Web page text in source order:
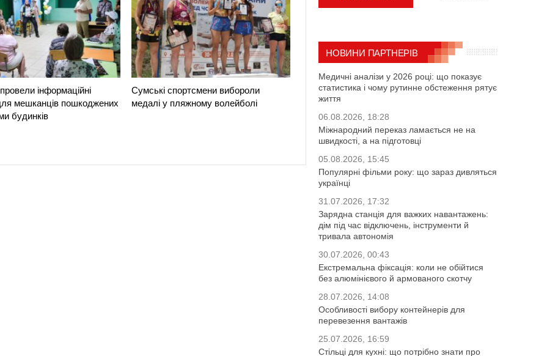
інформаційні
мешканців пошкоджених
будинків
Сумські спортсмени вибороли
медалі у пляжному волейболі
НОВИНИ ПАРТНЕРІВ
Медичні аналізи у 2026 році: що показує
статистика і чому рутинне обстеження рятує
життя
06.08.2026, 18:28
Міжнародний переказ ламається не на
швидкості, а на підготовці
05.08.2026, 15:45
Популярні фільми року: що зараз дивляться
українці
31.07.2026, 17:32
Зарядна станція для важких навантажень:
дім під час відключень, інструменти й
тривала автономія
30.07.2026, 00:43
Екстремальна фіксація: коли не обійтися
без алюмінієвого й армованого скотчу
28.07.2026, 14:08
Особливості вибору контейнерів для
перевезення вантажів
25.07.2026, 16:59
Стільці для кухні: що потрібно знати про